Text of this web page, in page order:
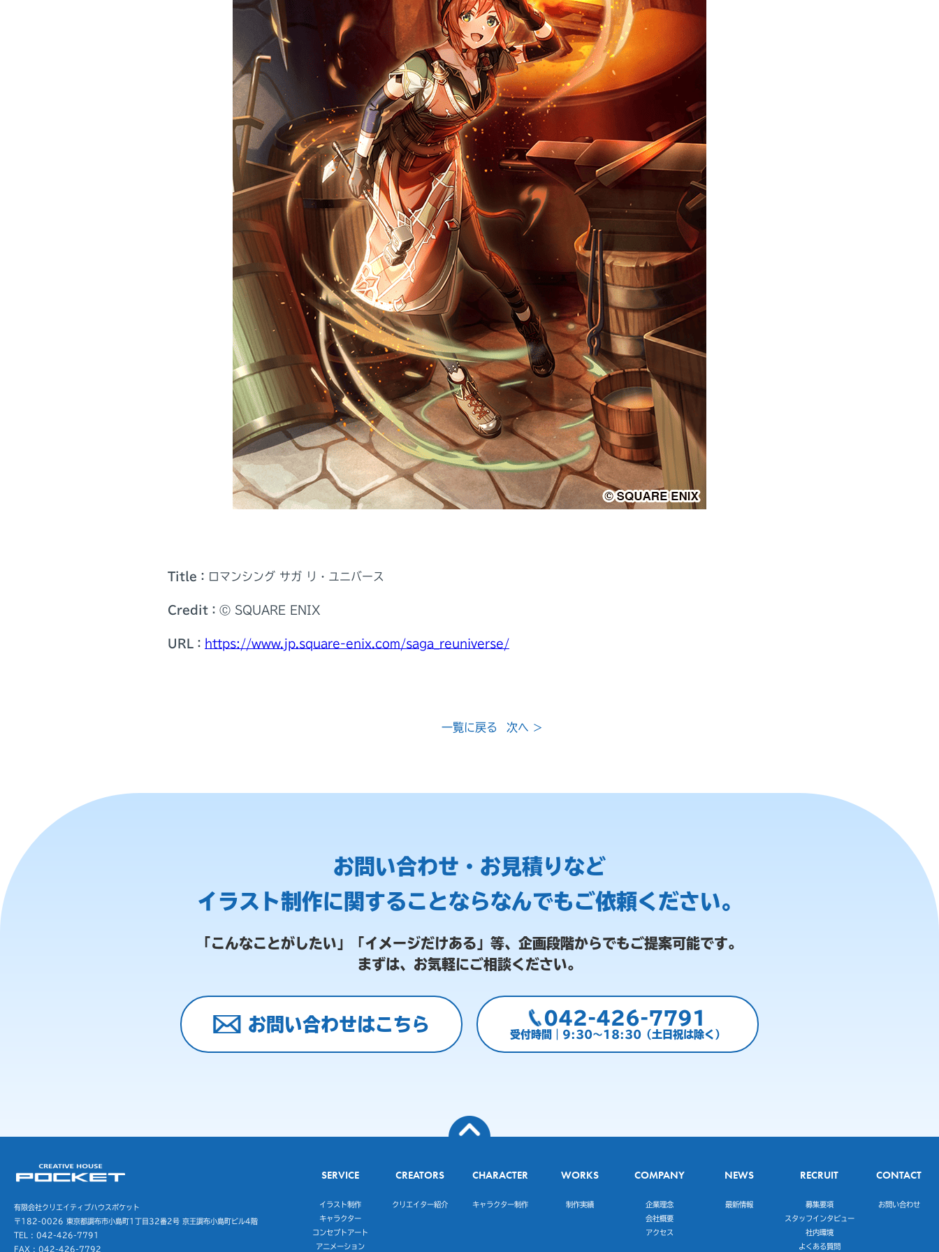
Title： ロマンシング サガ リ・ユニバース
Credit： Ⓒ SQUARE ENIX
URL： https://www.jp.square-enix.com/saga_reuniverse/
一覧に戻る 次へ >
お問い合わせ・お見積りなど
イラスト制作に関することならなんでもご依頼ください。
「こんなことがしたい」「イメージだけある」等、 企画段階からでもご提案可能です。
まずは、お気軽にご相談ください。
お問い合わせはこちら 042-426-7791
受付時間｜9:30～18:30（土日祝は除く）
有限会社クリエイティブハウスポケット
〒182-0026 東京都調布市小島町1丁目32番2号京王調布小島町ビル4階
TEL : 042-426-7791
FAX : 042-426-7792
SERVICE
イラスト制作
キャラクター
コンセプトアート
アニメーション
CREATORS
クリエイター紹介
CHARACTER
キャラクター制作
WORKS
制作実績
COMPANY
企業理念
会社概要
アクセス
NEWS
最新情報
RECRUIT
募集要項
スタッフインタビュー
社内環境
よくある質問
CONTACT
お問い合わせ